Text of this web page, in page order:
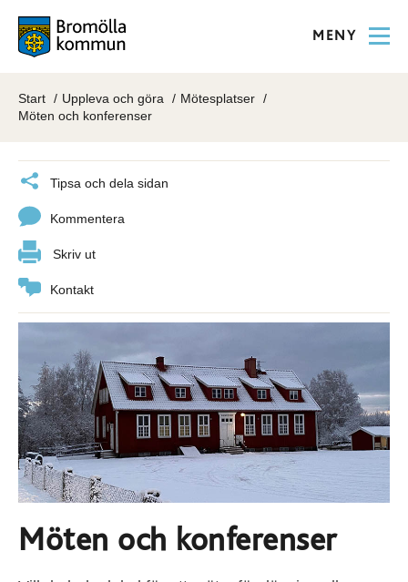
MENY
Start Uppleva och göra
Mötesplatser
Möten och konferenser
Tipsa och dela sidan
Kommentera
Skriv ut
Kontakt
Möten och konferenser